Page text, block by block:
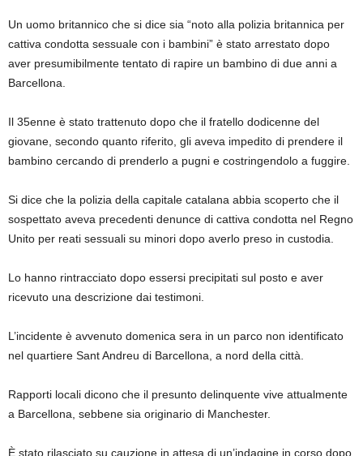
Un uomo britannico che si dice sia “noto alla polizia britannica per
cattiva condotta sessuale con i bambini” è stato arrestato dopo
aver presumibilmente tentato di rapire un bambino di due anni a
Barcellona.
Il 35enne è stato trattenuto dopo che il fratello dodicenne del
giovane, secondo quanto riferito, gli aveva impedito di prendere il
bambino cercando di prenderlo a pugni e costringendolo a fuggire.
Si dice che la polizia della capitale catalana abbia scoperto che il
sospettato aveva precedenti denunce di cattiva condotta nel Regno
Unito per reati sessuali su minori dopo averlo preso in custodia.
Lo hanno rintracciato dopo essersi precipitati sul posto e aver
ricevuto una descrizione dai testimoni.
L’incidente è avvenuto domenica sera in un parco non identificato
nel quartiere Sant Andreu di Barcellona, ​​a nord della città.
Rapporti locali dicono che il presunto delinquente vive attualmente
a Barcellona, ​​sebbene sia originario di Manchester.
È stato rilasciato su cauzione in attesa di un’indagine in corso dopo